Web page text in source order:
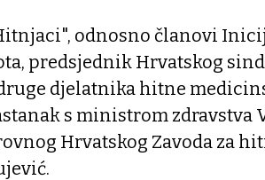
odnosno članovi
predsjednik Hrvatskog
djelatnika hitne
s ministrom
Hrvatskog Zavoda za